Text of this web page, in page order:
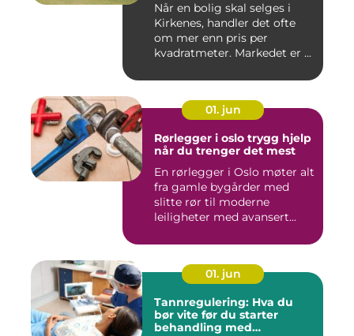
Når en bolig skal selges i
Kirkenes, handler det ofte
om mer enn pris per
kvadratmeter. Markedet er ...
01. jun
Rørlegger i oslo trygg hjelp
når du trenger det mest
En rørlegger i Oslo møter alt
fra gamle bygårder med
slitte rør til moderne
leiligheter med avansert...
01. jun
Tannregulering: Hva du
bør vite før du starter
behandling med